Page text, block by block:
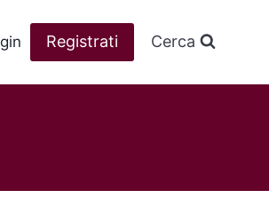
Registrati Cerca